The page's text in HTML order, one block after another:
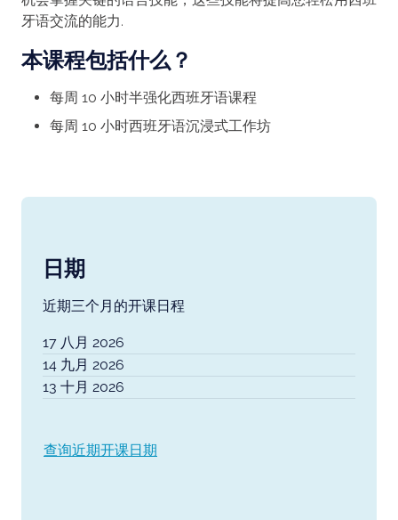
牙语交流的能力.
本课程包括什么？
每周 10 小时半强化西班牙语课程
每周 10 小时西班牙语沉浸式工作坊
日期
近期三个月的开课日程
17 八月 2026
14 九月 2026
13 十月 2026
查询近期开课日期